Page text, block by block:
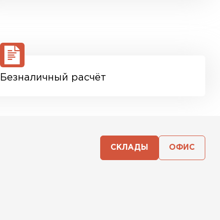
Безналичный расчёт
СКЛАДЫ ОФИС